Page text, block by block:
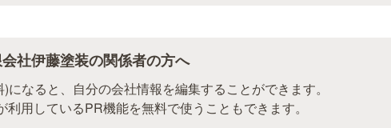
社伊藤塗装の関係者の方へ
になると、自分の会社情報を編集することができます。
利用しているPR機能を無料で使うこともできます。